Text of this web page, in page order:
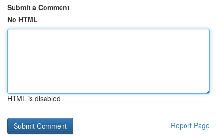
Submit a Comment
No HTML
HTML is disabled
Report Page